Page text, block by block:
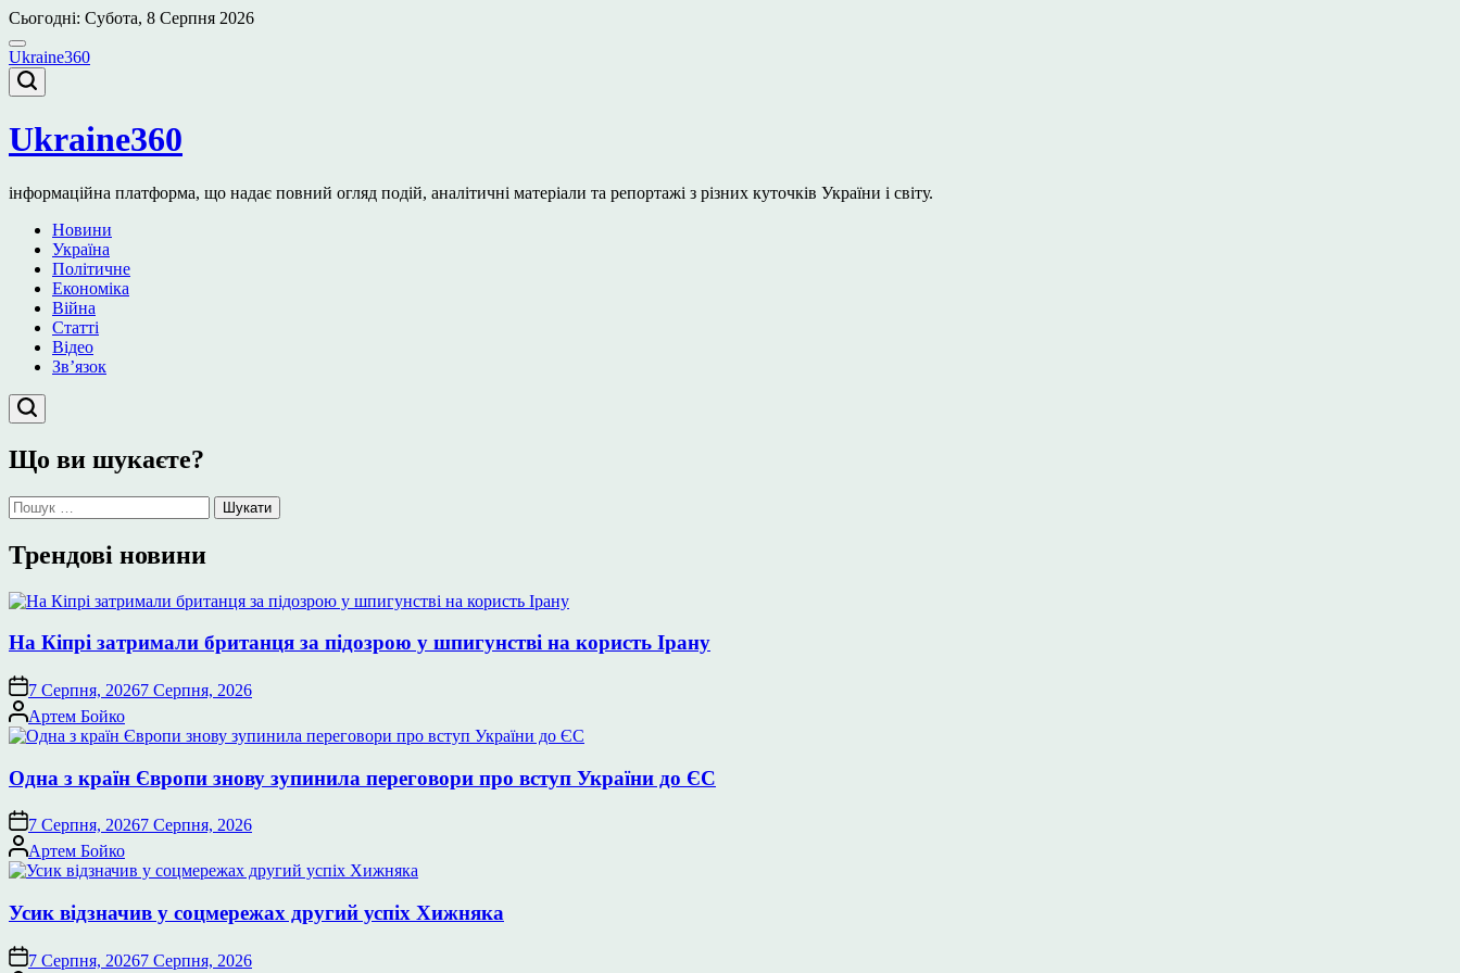
Перейти
до
вмісту
Сьогодні: Субота, 8 Серпня 2026
Ukraine360
Ukraine360
інформаційна платформа, що надає повний огляд подій, аналітичні матеріали та репортажі з різних куточків України і світу.
Новини
Україна
Політичне
Економіка
Війна
Статті
Відео
Зв’язок
Що ви шукаєте?
Пошук:
Трендові новини
На Кіпрі затримали британця за підозрою у шпигунстві на користь Ірану
7 Серпня, 20267 Серпня, 2026
Опубліковано
Артем Бойко
Одна з країн Європи знову зупинила переговори про вступ України до ЄС
7 Серпня, 20267 Серпня, 2026
Опубліковано
Артем Бойко
Усик відзначив у соцмережах другий успіх Хижняка
7 Серпня, 20267 Серпня, 2026